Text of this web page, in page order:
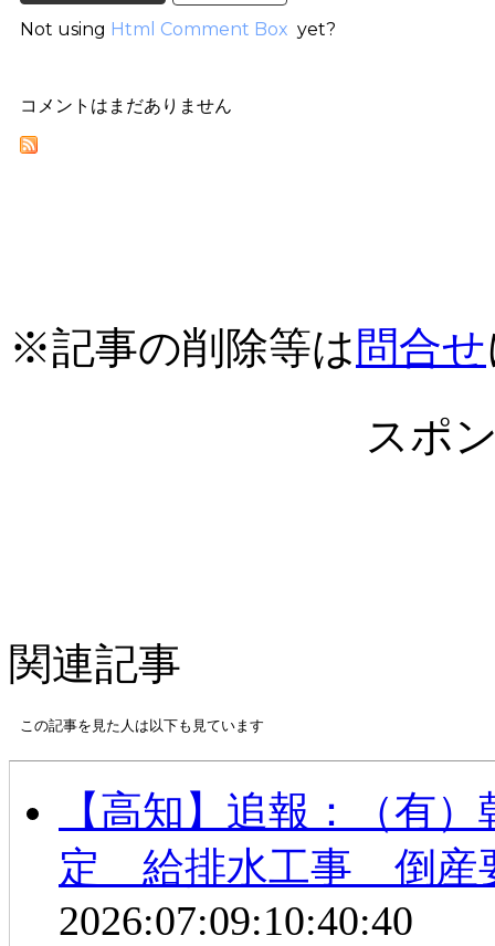
Not using Html Comment Box yet?
コメントはまだありません
※記事の削除等は 問合せ
スポ
関連記事
この記事を見た人は以下も見ています
【高知】追報：（有
定 給排水工事 倒産
2026:07:09:10:40:40